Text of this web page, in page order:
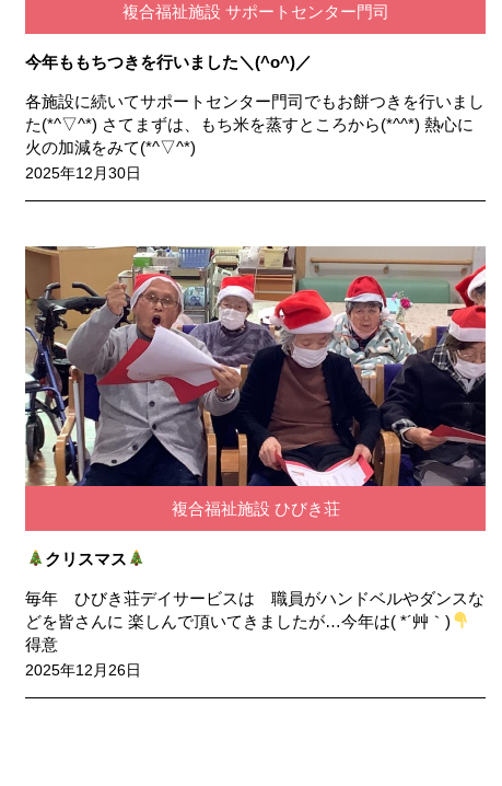
複合福祉施設 サポートセンター門司
今年ももちつきを行いました＼(^o^)／
各施設に続いてサポートセンター門司でもお餅つきを行いまし
た(*^▽^*) さてまずは、もち米を蒸すところから(*^^*) 熱心に
火の加減をみて(*^▽^*)
2025年12月30日
複合福祉施設 ひびき荘
クリスマス
毎年 ひびき荘デイサービスは 職員がハンドベルやダンスな
どを皆さんに 楽しんで頂いてきましたが…今年は( *´艸｀)
得意
2025年12月26日